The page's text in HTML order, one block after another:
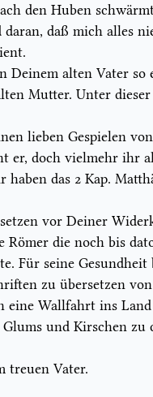
den Huben
daß mich alles
Deinem alten Vater so
Mutter. Unter
lieben Gespielen
er, doch vielmehr ihr
das 2 Kap.
vor Deiner
Römer die noch bis
Für seine Gesundheit
zu übersetzen
eine Wallfahrt ins
und Kirschen zu
treuen Vater.